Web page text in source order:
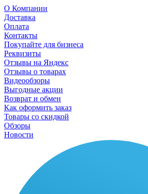
О Компании
Доставка
Оплата
Контакты
Покупайте для бизнеса
Реквизиты
Отзывы на Яндекс
Отзывы о товарах
Видеообзоры
Выгодные акции
Возврат и обмен
Как оформить заказ
Товары со скидкой
Обзоры
Новости